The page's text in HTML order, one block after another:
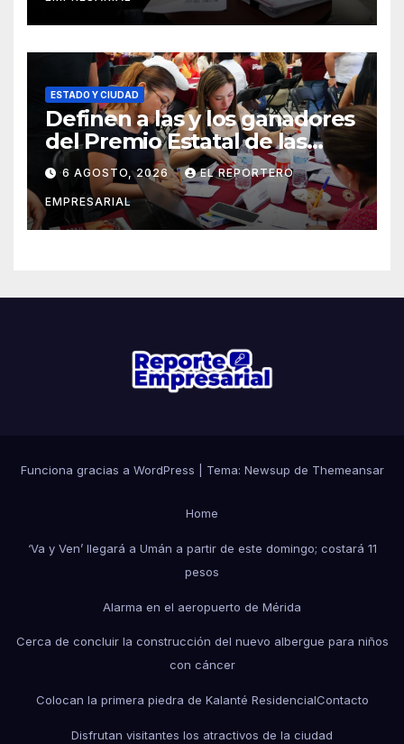
ESTADO Y CIUDAD
Definen a las y los ganadores
del Premio Estatal de las
Juventudes 2026
6 AGOSTO, 2026 EL REPORTERO
EMPRESARIAL
Funciona gracias a WordPress Tema: Newsup de Themeansar
Home
‘Va y Ven’ llegará a Umán a partir de este domingo; costará 11
pesos
Alarma en el aeropuerto de Mérida
Cerca de concluir la construcción del nuevo albergue para niños
con cáncer
Colocan la primera piedra de Kalanté ResidencialContacto
Disfrutan visitantes los atractivos de la ciudad